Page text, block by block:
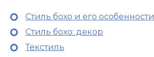
Стиль бохо и его особенности
Стиль бохо: декор
Текстиль